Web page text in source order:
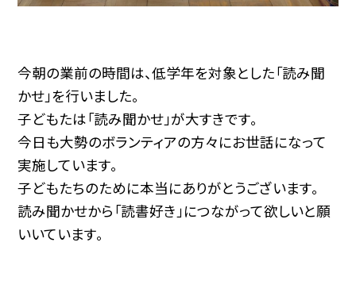
今朝の業前の時間は、低学年を対象とした「読み聞
かせ」を行いました。
子どもたは「読み聞かせ」が大すきです。
今日も大勢のボランティアの方々にお世話になって
実施しています。
子どもたちのために本当にありがとうございます。
読み聞かせから「読書好き」につながって欲しいと願
いいています。